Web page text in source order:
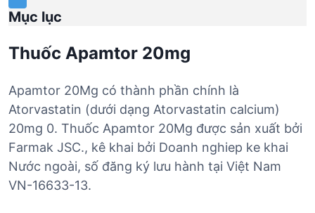
Mục lục
Thuốc Apamtor 20mg
Apamtor 20Mg có thành phần chính là
Atorvastatin (dưới dạng Atorvastatin calcium)
20mg 0. Thuốc Apamtor 20Mg được sản xuất bởi
Farmak JSC., kê khai bởi Doanh nghiep ke khai
Nước ngoài, số đăng ký lưu hành tại Việt Nam
VN-16633-13.